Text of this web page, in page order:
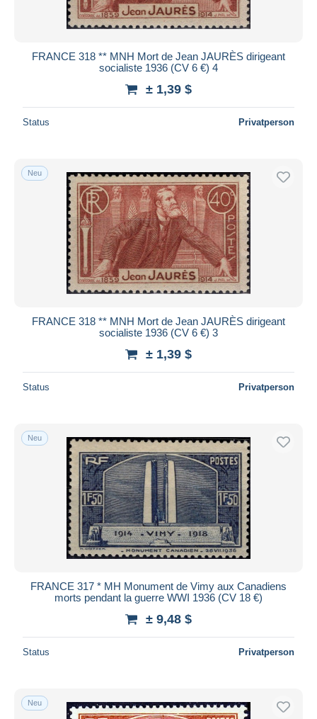
FRANCE 318 ** MNH Mort de Jean JAURÈS dirigeant
socialiste 1936 (CV 6 €) 4
± 1,39 $
Status Privatperson
Neu
FRANCE 318 ** MNH Mort de Jean JAURÈS dirigeant
socialiste 1936 (CV 6 €) 3
± 1,39 $
Status Privatperson
Neu
FRANCE 317 * MH Monument de Vimy aux Canadiens
morts pendant la guerre WWI 1936 (CV 18 €)
± 9,48 $
Status Privatperson
Neu